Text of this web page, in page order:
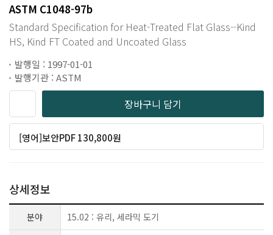
ASTM C1048-97b
Standard Specification for Heat-Treated Flat Glass--Kind
HS, Kind FT Coated and Uncoated Glass
발행일 : 1997-01-01
발행기관 : ASTM
장바구니 담기
[영어]보안PDF 130,800원
상세정보
분야 15.02 : 유리, 세라믹 도기